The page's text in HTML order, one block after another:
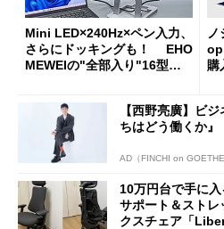
Mini LED×240Hz×ペン入力、
さらにドッキングも！ EHO
MEWEIの"全部入り"16型モ
op
【西野亮廣】ビ
ちはどう働くか』
AD（FINCHI on GOETHE
10万円台で手に
サポート＆ストレ
クスチェア「